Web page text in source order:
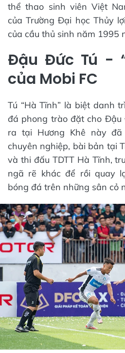
thể thao sinh viên Việt
của Trường Đại học Thủy
của cầu thủ sinh năm 1995
Đậu Đức Tú -
của Mobi FC
Tú “Hà Tĩnh” là biệt danh
đá phong trào đặt cho Đậu
ra tại Hương Khê này
chuyên nghiệp, bài bản tại
và thi đấu TDTT Hà Tĩnh,
ngã rẽ khác để rồi quay
bóng đá trên những sân cỏ